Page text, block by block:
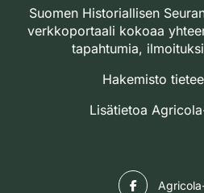
Suomen Historiallisen
verkkoportaali kokoaa
tapahtumia,
Hakemisto
Lisätietoa